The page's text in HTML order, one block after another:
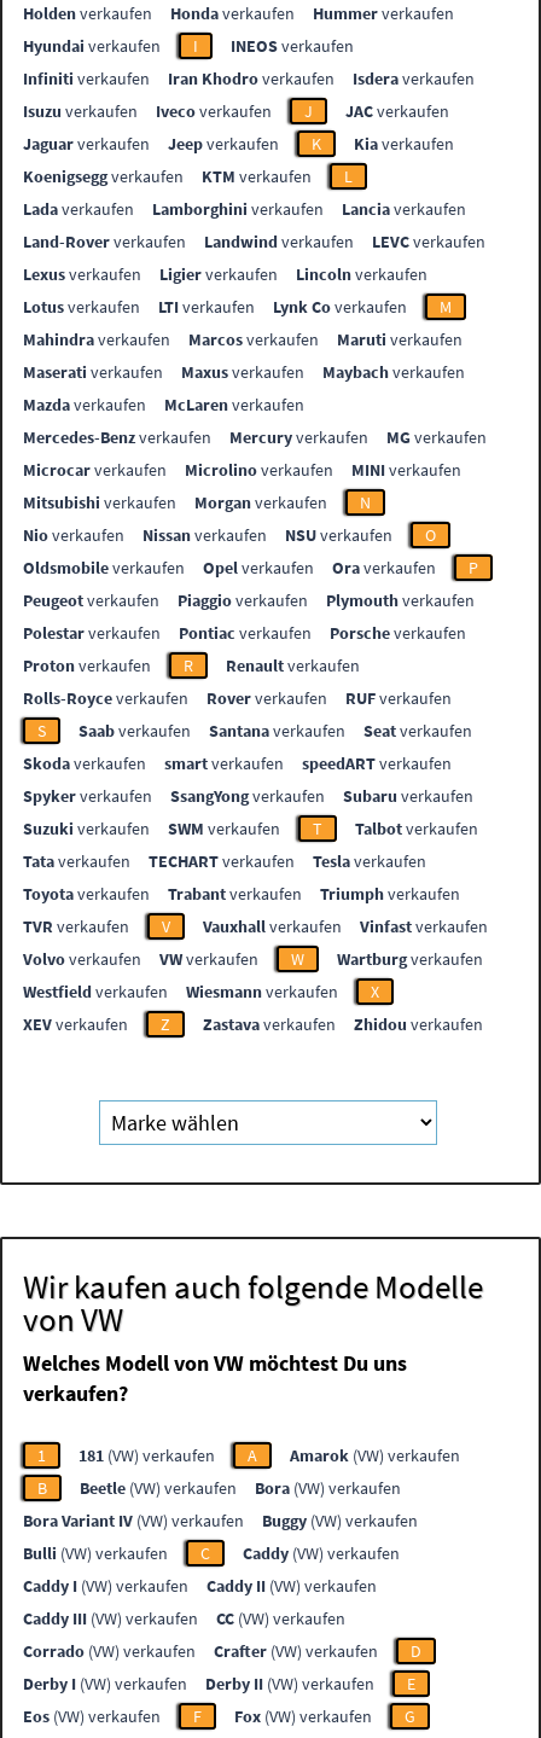
Holdenverkaufen Hondaverkaufen Hummerverkaufen
Hyundai verkaufen I INEOSverkaufen
Infiniti verkaufen Iran Khodroverkaufen Isderaverkaufen
Isuzu verkaufen Ivecoverkaufen J JACverkaufen
Jaguarverkaufen Jeepverkaufen K Kiaverkaufen
Koenigseggverkaufen KTM verkaufen
L
Ladaverkaufen Lamborghini verkaufen Lanciaverkaufen
Land-Roververkaufen Landwindverkaufen LEVCverkaufen
Lexusverkaufen Ligierverkaufen Lincolnverkaufen
Lotusverkaufen LTIverkaufen Lynk Coverkaufen
M
Mahindraverkaufen Marcosverkaufen Maruti verkaufen
Maserati verkaufen Maxusverkaufen Maybachverkaufen
Mazdaverkaufen McLarenverkaufen
Mercedes-Benzverkaufen Mercuryverkaufen MGverkaufen
Microcarverkaufen Microlinoverkaufen MINIverkaufen
Mitsubishi verkaufen Morganverkaufen
N
Nioverkaufen Nissanverkaufen NSUverkaufen
O
Oldsmobileverkaufen Opelverkaufen Oraverkaufen
P
Peugeotverkaufen Piaggioverkaufen Plymouthverkaufen
Polestarverkaufen Pontiac verkaufen Porscheverkaufen
Protonverkaufen R Renaultverkaufen
Rolls-Royceverkaufen Roververkaufen RUFverkaufen
S
Saabverkaufen Santanaverkaufen Seatverkaufen
Skodaverkaufen smartverkaufen speedARTverkaufen
Spykerverkaufen SsangYongverkaufen Subaru verkaufen
Suzuki verkaufen SWM verkaufen T Talbotverkaufen
Tataverkaufen TECHARTverkaufen Teslaverkaufen
Toyotaverkaufen Trabantverkaufen Triumphverkaufen
TVR verkaufen V Vauxhallverkaufen Vinfastverkaufen
Volvoverkaufen VWverkaufen W Wartburgverkaufen
Westfieldverkaufen Wiesmannverkaufen
X
XEVverkaufen Z Zastavaverkaufen Zhidou verkaufen
Wir kaufen auch folgende Modelle
von VW
Welches Modell von VW möchtest Du uns
verkaufen?
1 181 (VW) verkaufen A Amarok (VW) verkaufen
B
Beetle (VW) verkaufen Bora (VW) verkaufen
Bora Variant IV (VW) verkaufen Buggy (VW) verkaufen
Bulli (VW) verkaufen C Caddy (VW) verkaufen
Caddy I (VW) verkaufen Caddy II (VW) verkaufen
Caddy III (VW) verkaufen CC (VW) verkaufen
Corrado (VW) verkaufen Crafter (VW) verkaufen
D
Derby I (VW) verkaufen Derby II (VW) verkaufen
E
Eos (VW) verkaufen F Fox (VW) verkaufen G